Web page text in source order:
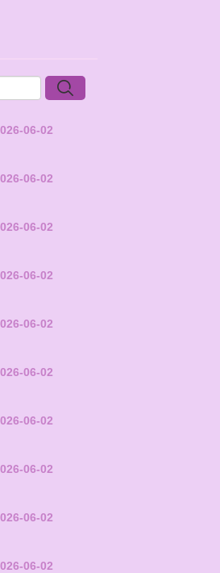
06-02
06-02
06-02
06-02
06-02
06-02
06-02
06-02
06-02
06-02